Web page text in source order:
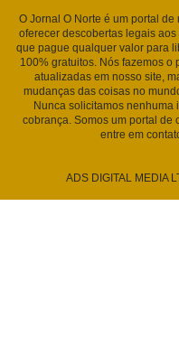
O Jornal O Norte é um portal
oferecer descobertas legais
que pague qualquer valor para
100% gratuitos. Nós fazemos o
atualizadas em nosso site,
mudanças das coisas no
Nunca solicitamos
cobrança. Somos um portal de
entre em
ADS DIGITAL MEDIA